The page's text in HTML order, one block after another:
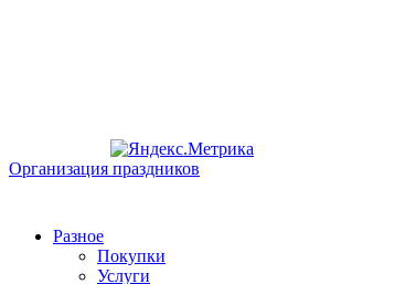
Организация праздников
Разное
Покупки
Услуги